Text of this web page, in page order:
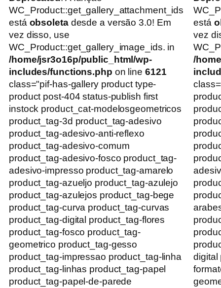
WC_Product::get_gallery_attachment_ids
está obsoletadesde a versão 3.0! Em
vez disso, use
WC_Product::get_gallery_image_ids. in
/home/jsr3o16p/public_html/wp-
includes/functions.php on line 6121
class="pif-has-gallery product type-
product post-404 status-publish first
instock product_cat-modelosgeometricos
product_tag-3d product_tag-adesivo
product_tag-adesivo-anti-reflexo
product_tag-adesivo-comum
product_tag-adesivo-fosco product_tag-
adesivo-impresso product_tag-amarelo
product_tag-azueljo product_tag-azulejo
product_tag-azulejos product_tag-bege
product_tag-curva product_tag-curvas
product_tag-digital product_tag-flores
product_tag-fosco product_tag-
geometrico product_tag-gesso
product_tag-impressao product_tag-linha
product_tag-linhas product_tag-papel
product_tag-papel-de-parede
está
vez
/
digital